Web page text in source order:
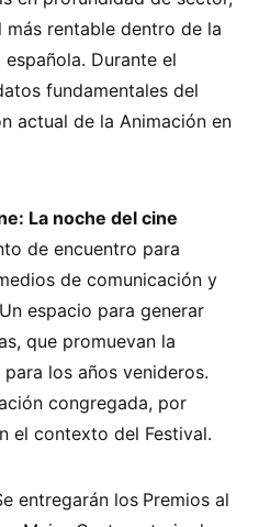
rentable dentro de la
Durante el
fundamentales del
actual de la Animación en
La noche del cine
de encuentro para
de comunicación y
espacio para generar
que promuevan la
los años venideros.
congregada, por
el contexto del Festival.
entregarán los Premios al